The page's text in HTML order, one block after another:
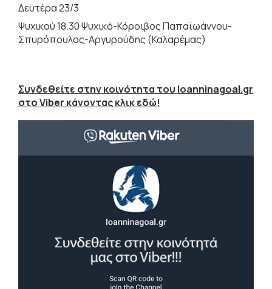
Δευτέρα 23/3
Ψυχικού 18.30 Ψυχικό-Κόροιβος Παπαϊωάννου-
Σπυρόπουλος-Αργυρούδης (Καλαρέμας)
Συνδεθείτε στην κοινότητα του Ioanninagoal.gr
στο Viber κάνοντας κλικ εδώ!